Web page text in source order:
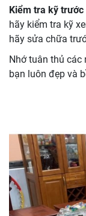
Kiểm tra kỹ
hãy kiểm tra kỹ
hãy sửa chữa
Nhớ tuân thủ các
bạn luôn đẹp và